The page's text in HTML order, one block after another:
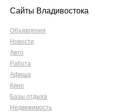
Сайты Владивостока
Объявления
Новости
Авто
Работа
Афиша
Кино
Базы отдыха
Недвижимость